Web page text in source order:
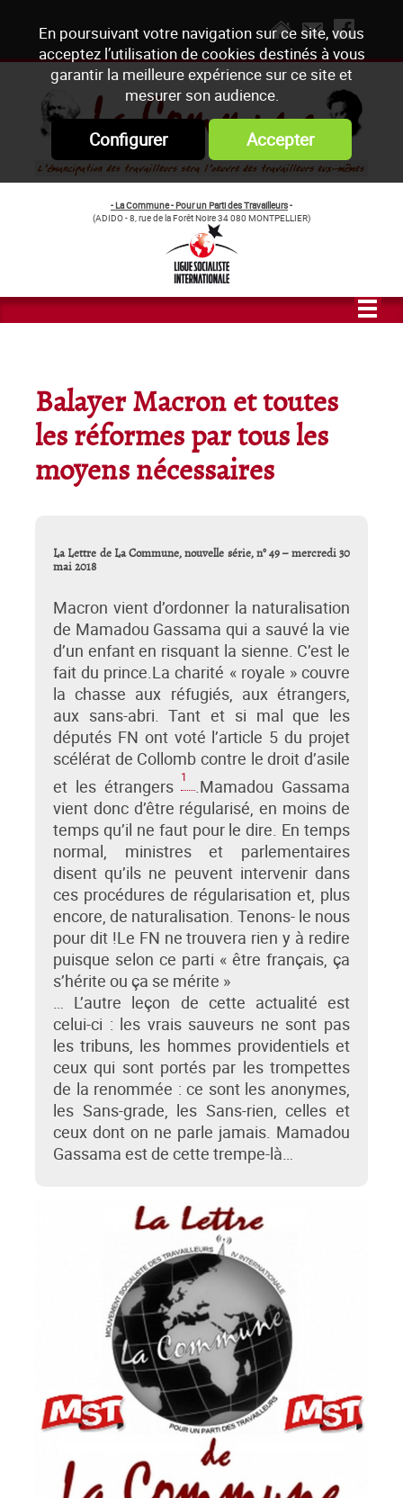
En poursuivant votre navigation sur ce site, vous
acceptez l’utilisation de cookies destinés à vous
garantir la meilleure expérience sur ce site et
mesurer son audience.
Configurer Accepter
- La Commune - Pour un Parti des Travailleurs-
(ADIDO - 8, rue de la Forêt Noire 34 080 MONTPELLIER)
Balayer Macron et toutes
les réformes par tous les
moyens nécessaires
La Lettre de La Commune, nouvelle série, n° 49 – mercredi 30
mai 2018
Macron vient d’ordonner la naturalisation
de Mamadou Gassama qui a sauvé la vie
d’un enfant en risquant la sienne. C’est le
fait du prince.La charité « royale » couvre
la chasse aux réfugiés, aux étrangers,
aux sans-abri. Tant et si mal que les
députés FN ont voté l’article 5 du projet
scélérat de Collomb contre le droit d’asile
et les étrangers1
.Mamadou Gassama
vient donc d’être régularisé, en moins de
temps qu’il ne faut pour le dire. En temps
normal, ministres et parlementaires
disent qu’ils ne peuvent intervenir dans
ces procédures de régularisation et, plus
encore, de naturalisation. Tenons- le nous
pour dit !Le FN ne trouvera rien y à redire
puisque selon ce parti « être français, ça
s’hérite ou ça se mérite »
… L’autre leçon de cette actualité est
celui-ci : les vrais sauveurs ne sont pas
les tribuns, les hommes providentiels et
ceux qui sont portés par les trompettes
de la renommée : ce sont les anonymes,
les Sans-grade, les Sans-rien, celles et
ceux dont on ne parle jamais. Mamadou
Gassama est de cette trempe-là…